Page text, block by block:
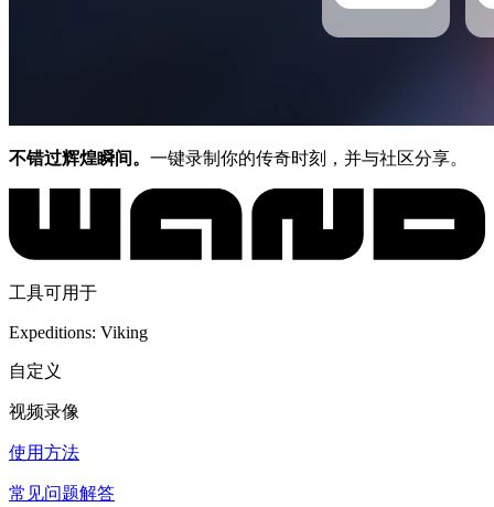
不错过辉煌瞬间。 一键录制你的传奇时刻，并与社区分享。
工具可用于
Expeditions: Viking
自定义
视频录像
使用方法
常见问题解答